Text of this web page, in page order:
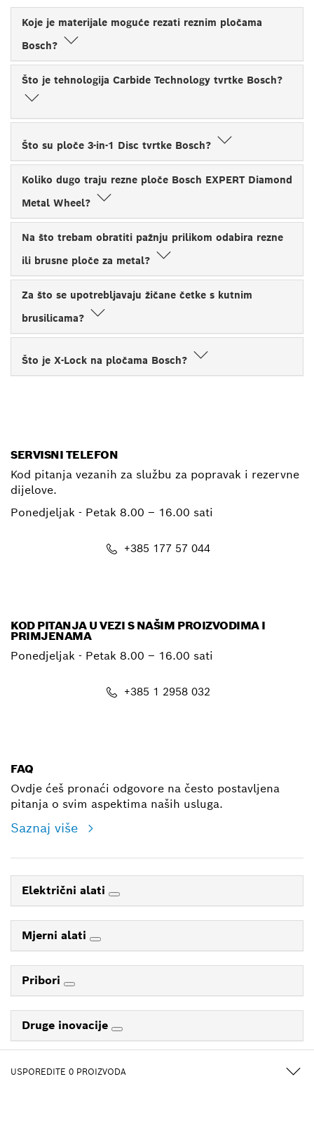
Koje je materijale moguće rezati reznim pločama
Bosch?
Što je tehnologija Carbide Technology tvrtke Bosch?
Što su ploče 3-in-1 Disc tvrtke Bosch?
Koliko dugo traju rezne ploče Bosch EXPERT Diamond
Metal Wheel?
Na što trebam obratiti pažnju prilikom odabira rezne
ili brusne ploče za metal?
Za što se upotrebljavaju žičane četke s kutnim
brusilicama?
Što je X-Lock na pločama Bosch?
USPOREDITE 0 PROIZVODA
SERVISNI TELEFON
Kod pitanja vezanih za službu za popravak i rezervne
dijelove.
Ponedjeljak - Petak 8.00 – 16.00 sati
+385 177 57 044
KOD PITANJA U VEZI S NAŠIM PROIZVODIMA I
PRIMJENAMA
Ponedjeljak - Petak 8.00 – 16.00 sati
+385 1 2958 032
FAQ
Ovdje ćeš pronaći odgovore na često postavljena
pitanja o svim aspektima naših usluga.
Saznaj više
Električni alati
Mjerni alati
Pribori
Druge inovacije
O tvrtki Bosch